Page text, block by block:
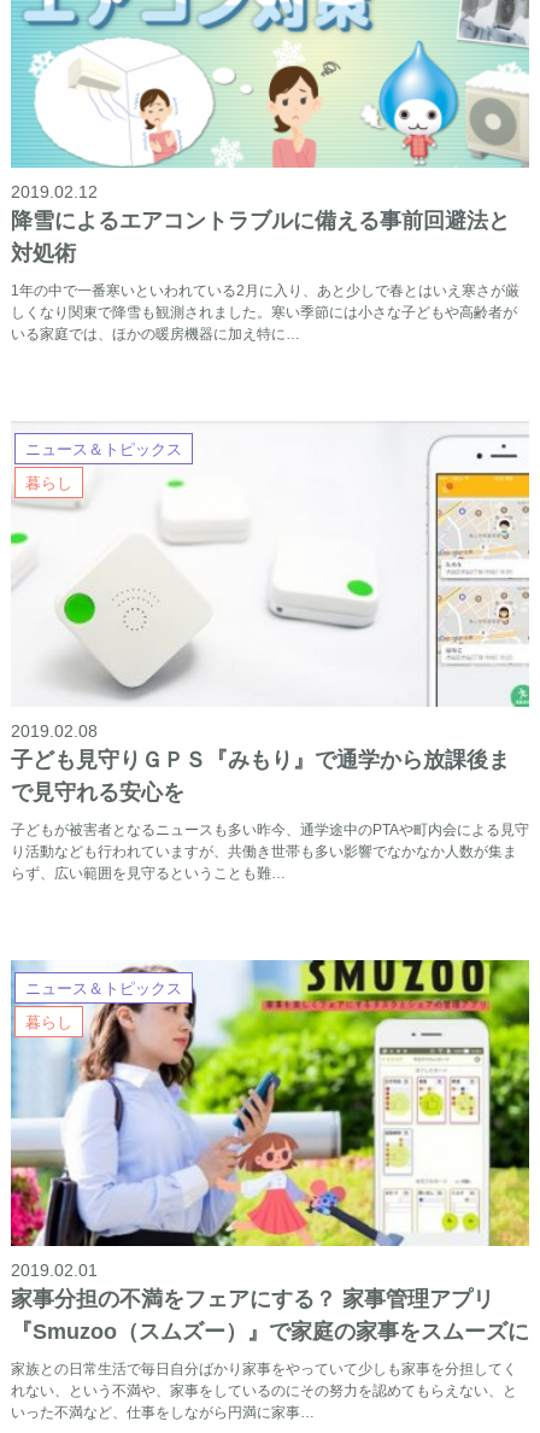
2019.02.12
降雪によるエアコントラブルに備える事前回避法と
対処術
1年の中で一番寒いといわれている2月に入り、あと少しで春とはいえ寒さが厳
しくなり関東で降雪も観測されました。寒い季節には小さな子どもや高齢者が
いる家庭では、ほかの暖房機器に加え特に…
ニュース＆トピックス
暮らし
2019.02.08
子ども見守りＧＰＳ『みもり』で通学から放課後ま
で見守れる安心を
子どもが被害者となるニュースも多い昨今、通学途中のPTAや町内会による見守
り活動なども行われていますが、共働き世帯も多い影響でなかなか人数が集ま
らず、広い範囲を見守るということも難…
ニュース＆トピックス
暮らし
2019.02.01
家事分担の不満をフェアにする？ 家事管理アプリ
『Smuzoo（スムズー）』で家庭の家事をスムーズに
家族との日常生活で毎日自分ばかり家事をやっていて少しも家事を分担してく
れない、という不満や、家事をしているのにその努力を認めてもらえない、と
いった不満など、仕事をしながら円満に家事…